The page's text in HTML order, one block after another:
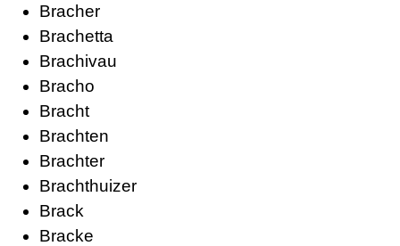
Bracher
Brachetta
Brachivau
Bracho
Bracht
Brachten
Brachter
Brachthuizer
Brack
Bracke